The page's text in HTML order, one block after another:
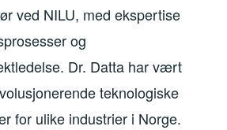
ved NILU, med ekspertise
og
Dr. Datta har vært
teknologiske
for ulike industrier i Norge.